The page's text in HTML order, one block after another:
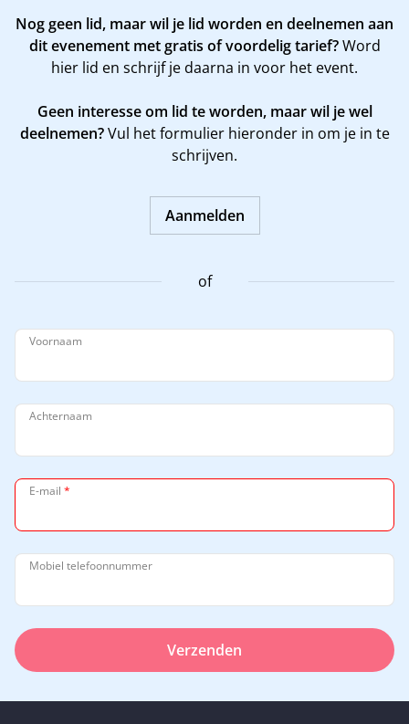
Nog geen lid, maar wil je lid worden en deelnemen aan
dit evenement met gratis of voordelig tarief?Word
hier lid en schrijf je daarna in voor het event.
Geen interesse om lid te worden, maar wil je wel
deelnemen?Vul het formulier hieronder in om je in te
schrijven.
Aanmelden
of
Voornaam
Achternaam
E-mail *
Mobiel telefoonnummer
Verzenden